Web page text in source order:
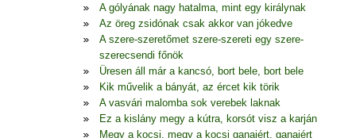
A gólyának nagy hatalma, mint egy királynak
Az öreg zsidónak csak akkor van jókedve
A szere-szeretőmet szere-szereti egy szere-
szerecsendi főnök
Üresen áll már a kancsó, bort bele, bort bele
Kik művelik a bányát, az ércet kik törik
A vasvári malomba sok verebek laknak
Ez a kislány megy a kútra, korsót visz a karján
Megy a kocsi, megy a kocsi ganajért, ganajért